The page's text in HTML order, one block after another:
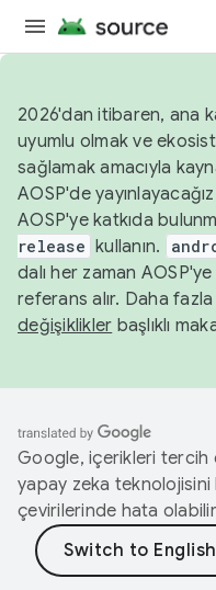
2026'dan itibaren, ana
uyumlu olmak ve
sağlamak amacıyla
AOSP'de
AOSP'ye katkıda
release kullanın.
dalı her zaman
referans alır. Daha
değişiklikler başlıklı
Google, içerikleri tercih
yapay zeka teknolojisini
çevirilerinde hata